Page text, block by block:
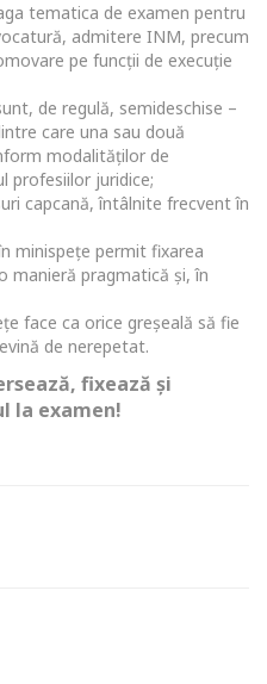
tematica de examen pentru
admitere INM, precum
pe funcții de execuție
de regulă, semideschise –
care una sau două
modalităților de
profesiilor juridice;
capcană, întâlnite frecvent în
minispețe permit fixarea
manieră pragmatică și, în
face ca orice greșeală să fie
de nerepetat.
fixează și
la examen!